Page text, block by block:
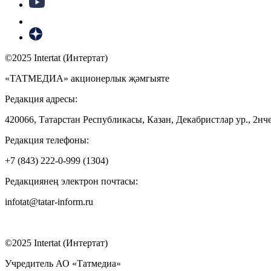
©2025 Intertat (Интертат)
«ТАТМЕДИА» акционерлык җәмгыяте
Редакция адресы:
420066, Татарстан Республикасы, Казан, Декабристлар ур.,
Редакция телефоны:
+7 (843) 222-0-999 (1304)
Редакциянең электрон почтасы:
infotat@tatar-inform.ru
©2025 Intertat (Интертат)
Учредитель АО «Татмедиа»